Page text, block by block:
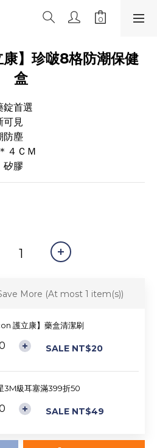
】珍啵8格防潮保健
盒
錠首選
可見
防塵
４ＣＭ
矽膠
More (At most 1 item(s))
護立康】藥盒清潔刷
SALE NT$20
3M級耳塞滿399折50
SALE NT$49